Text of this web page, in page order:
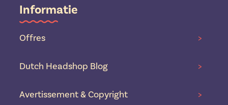
Informatie
Offres >
Dutch Headshop Blog >
Avertissement & Copyright >